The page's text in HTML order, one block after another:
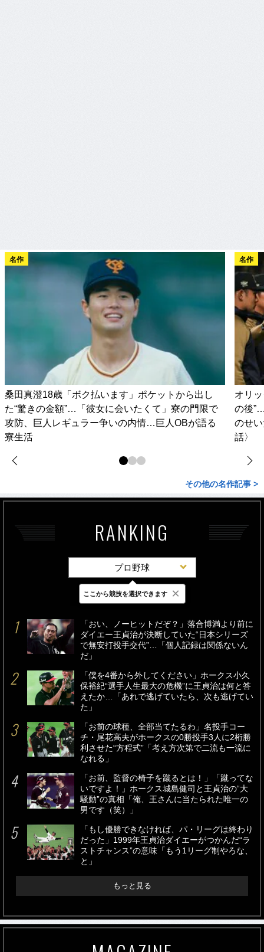
名作
桑田真澄18歳「ボク払います」ポケットから出し
た“驚きの金額”…「彼女に会いたくて」寮の門限で
攻防、巨人レギュラー争いの内情…巨人OBが語る
寮生活
名作
オリ
の後
のせ
話〉
その他の名作記事 >
RANKING
プロ野球
最新 24時間 週間
「おい、ノーヒットだぞ？」落合博満より前に
ダイエー王貞治が決断していた“日本シリーズ
で無安打投手交代”…「個人記録は関係ないん
だ」
「僕を4番から外してください」ホークス小久
保裕紀“選手人生最大の危機”に王貞治は何と答
えたか…「あれで逃げていたら、次も逃げてい
た」
「お前の球種、全部当てたるわ」名投手コー
チ・尾花高夫がホークスの0勝投手3人に2桁勝
利させた“方程式”「考え方次第で二流も一流に
なれる」
「お前、監督の椅子を蹴るとは！」「蹴ってな
いですよ！」ホークス城島健司と王貞治の“大
騒動”の真相「俺、王さんに当たられた唯一の
男です（笑）」
「もし優勝できなければ、パ・リーグは終わり
だった」1999年王貞治ダイエーがつかんだ“ラ
ストチャンス”の意味「もう1リーグ制やろな、
と」
もっと見る
ここから競技を選択できます ×